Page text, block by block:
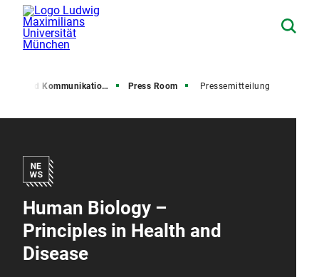
und Kommunikation (PuK) Press Room Pressemitteilung
Human Biology –
Principles in Health and
Disease